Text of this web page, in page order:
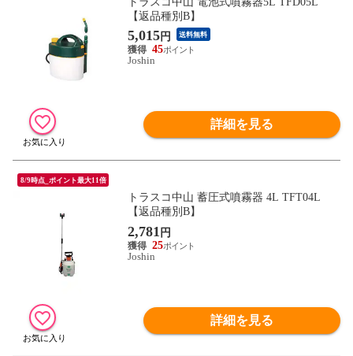
【返品種別B】
5,015円 送料無料
45
Joshin
詳細を見る
8/9時点_ポイント最大11倍
トラスコ中山 蓄圧式噴霧器 4L TFT04L
【返品種別B】
2,781 円
25
Joshin
詳細を見る